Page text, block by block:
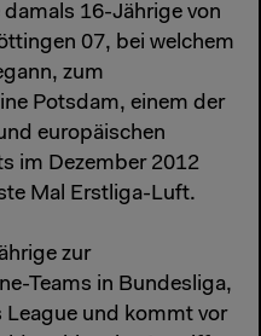
16-Jährige von
07, bei welchem
zum
Potsdam, einem der
europäischen
im Dezember 2012
Mal Erstliga-Luft.
zur
Teams in Bundesliga,
und kommt vor